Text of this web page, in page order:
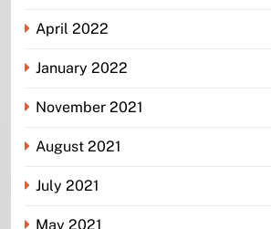
April 2022
January 2022
November 2021
August 2021
July 2021
May 2021